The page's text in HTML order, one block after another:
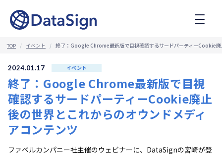
TOP イベント 終了：Google Chrome最新版で目視確認するサードパーティーCookie
2024.01.17 イベント
終了：Google Chrome最新版で目視
確認するサードパーティーCookie廃止
後の世界とこれからのオウンドメディ
アコンテンツ
ファベルカンパニー社主催のウェビナーに、DataSignの宮崎が登